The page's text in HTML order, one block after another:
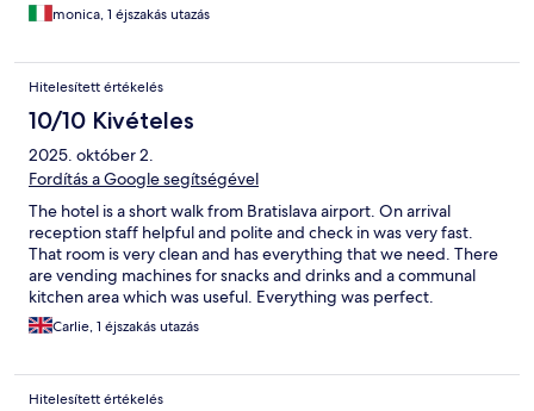
monica, 1 éjszakás utazás
Hitelesített értékelés
10/10 Kivételes
2025. október 2.
Fordítás a Google segítségével
The hotel is a short walk from Bratislava airport. On arrival
reception staff helpful and polite and check in was very fast.
That room is very clean and has everything that we need. There
are vending machines for snacks and drinks and a communal
kitchen area which was useful. Everything was perfect.
Carlie, 1 éjszakás utazás
Hitelesített értékelés